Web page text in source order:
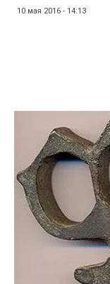
10 мая 2016 - 14:13